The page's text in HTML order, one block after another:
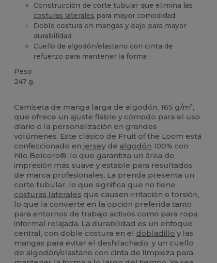
Construcción de corte tubular que elimina las
costuras laterales para mayor comodidad
Doble costura en mangas y bajo para mayor
durabilidad
Cuello de algodón/elastano con cinta de
refuerzo para mantener la forma
Peso
247 g.
Camiseta de manga larga de algodón, 165 g/m²,
que ofrece un ajuste fiable y cómodo para el uso
diario o la personalización en grandes
volúmenes. Este clásico de Fruit of the Loom está
confeccionado enjersey de algodón 100% con
hilo Belcoro®, lo que garantiza un área de
impresión más suave y estable para resultados
de marca profesionales. La prenda presenta un
corte tubular, lo que significa que no tiene
costuras laterales que causen irritación o torsión,
lo que la convierte en la opción preferida tanto
para entornos de trabajo activos como para ropa
informal relajada. La durabilidad es un enfoque
central, con doble costura en el dobladillo y las
mangas para evitar el deshilachado, y un cuello
de algodón/elastano con cinta de limpieza para